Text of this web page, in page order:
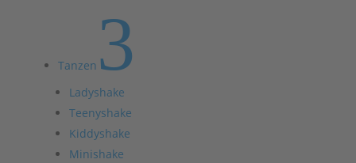
Tanzen 3
Ladyshake
Teenyshake
Kiddyshake
Minishake